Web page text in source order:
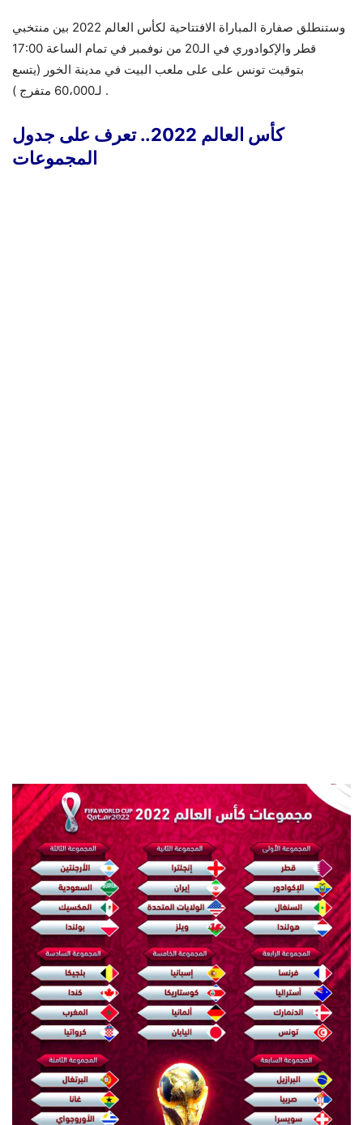
وستنطلق صفارة المباراة الافتتاحية لكأس العالم 2022 بين منتخبي
قطر والإكوادوري في الـ20 من نوفمبر في تمام الساعة 17:00
بتوقيت تونس على على ملعب البيت في مدينة الخور (يتسع
لـ60،000 متفرج ) .
كأس العالم 2022.. تعرف على جدول
المجموعات